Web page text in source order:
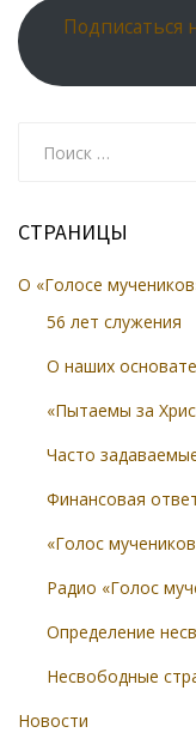
СТРАНИЦЫ
О «Голосе
56 лет служения
О наших
«Пытаемы за
Часто
Финансовая
«Голос
Радио «Голос
Определение
Несвободные
Новости